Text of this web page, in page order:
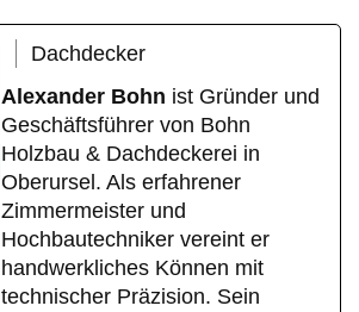
Dachdecker
Alexander Bohn ist Gründer und
Geschäftsführer von Bohn
Holzbau & Dachdeckerei in
Oberursel. Als erfahrener
Zimmermeister und
Hochbautechniker vereint er
handwerkliches Können mit
technischer Präzision. Sein